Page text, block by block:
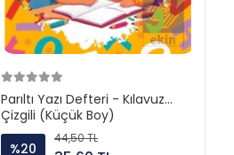
Parıltı Yazı Defteri - Kılavuz
Çizgili (Küçük Boy)
%20
44,50 TL